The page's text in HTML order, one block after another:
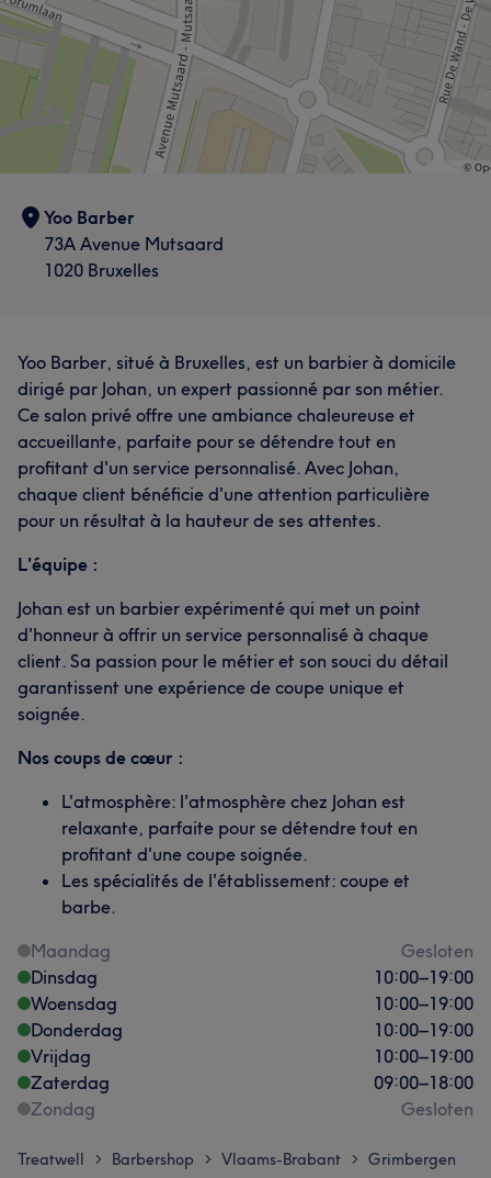
Yoo Barber
73A Avenue Mutsaard
1020 Bruxelles
Yoo Barber, situé à Bruxelles, est un barbier à domicile
dirigé par Johan, un expert passionné par son métier.
Ce salon privé offre une ambiance chaleureuse et
accueillante, parfaite pour se détendre tout en
profitant d'un service personnalisé. Avec Johan,
chaque client bénéficie d'une attention particulière
pour un résultat à la hauteur de ses attentes.
L'équipe :
Johan est un barbier expérimenté qui met un point
d'honneur à offrir un service personnalisé à chaque
client. Sa passion pour le métier et son souci du détail
garantissent une expérience de coupe unique et
soignée.
Nos coups de cœur :
L'atmosphère: l'atmosphère chez Johan est
relaxante, parfaite pour se détendre tout en
profitant d'une coupe soignée.
Les spécialités de l'établissement: coupe et
barbe.
Maandag
Gesloten
Dinsdag
10:00–19:00
Woensdag
10:00–19:00
Donderdag
10:00–19:00
Vrijdag
10:00–19:00
Zaterdag
09:00–18:00
Zondag
Gesloten
Treatwell > Barbershop > Vlaams-Brabant > Grimbergen